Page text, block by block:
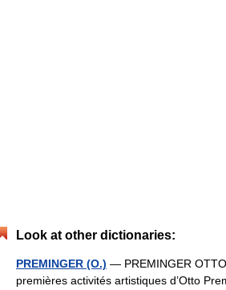
Look at other dictionaries:
PREMINGER (O.) — PREMINGER
premières activités artistiques d’Otto